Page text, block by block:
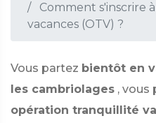
Comment s'inscrire
vacances (OTV) ?
Vous partez bientôt en
les cambriolages , vous
opération tranquillité